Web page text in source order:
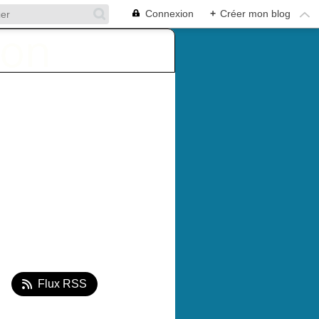
Connexion + Créer mon blog
Flux RSS